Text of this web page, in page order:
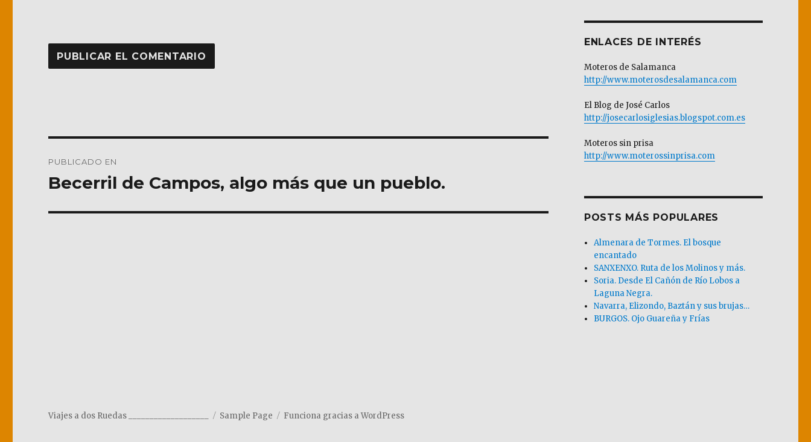
de
PUBLICADO EN
Becerril de Campos, algo más que un pueblo.
ENLACES DE INTERÉS
Moteros de Salamanca
http://www.moterosdesalamanca.com
El Blog de José Carlos
http://josecarlosiglesias.blogspot.com.es
Moteros sin prisa
http://www.moterossinprisa.com
POSTS MÁS POPULARES
Almenara de Tormes. El bosque
encantado
SANXENXO. Ruta de los Molinos y más.
Soria. Desde El Cañón de Río Lobos a
Laguna Negra.
Navarra, Elizondo, Baztán y sus brujas…
BURGOS. Ojo Guareña y Frías
Viajes a dos Ruedas ___________________ Sample Page Funciona gracias a WordPress